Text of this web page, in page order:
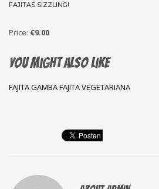
FAJITAS SIZZLING!
Price: €9.00
You might also like
FAJITA GAMBAFAJITA VEGETARIANA